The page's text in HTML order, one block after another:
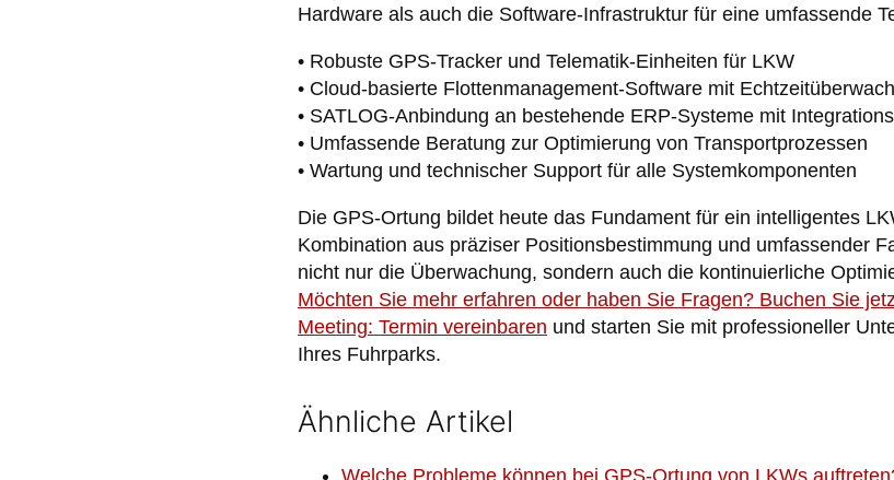
Hardware als auch die Software-Infrastruktur für eine umfassende
• Robuste GPS-Tracker und Telematik-Einheiten für LKW
• Cloud-basierte Flottenmanagement-Software mit
• SATLOG-Anbindung an bestehende ERP-Systeme mit
• Umfassende Beratung zur Optimierung von Transportprozessen
• Wartung und technischer Support für alle Systemkomponenten
Die GPS-Ortung bildet heute das Fundament für ein intelligentes
Kombination aus präziser Positionsbestimmung und umfassender
nicht nur die Überwachung, sondern auch die kontinuierliche
Möchten Sie mehr erfahren oder haben Sie Fragen? Buchen Sie
Meeting: Termin vereinbaren und starten Sie mit professioneller
Ihres Fuhrparks.
Ähnliche Artikel
Welche Probleme können bei GPS-Ortung von LKWs